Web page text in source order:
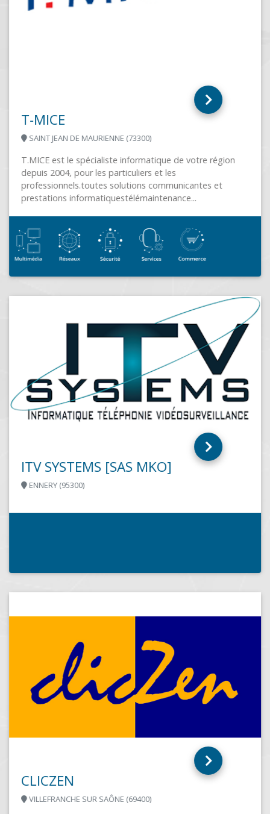
T-MICE
SAINT JEAN DE MAURIENNE (73300)
T.MICE est le spécialiste informatique de votre région
depuis 2004, pour les particuliers et les
professionnels.toutes solutions communicantes et
prestations informatiquestélémaintenance...
ITV SYSTEMS [SAS MKO]
ENNERY (95300)
CLICZEN
VILLEFRANCHE SUR SAÔNE (69400)